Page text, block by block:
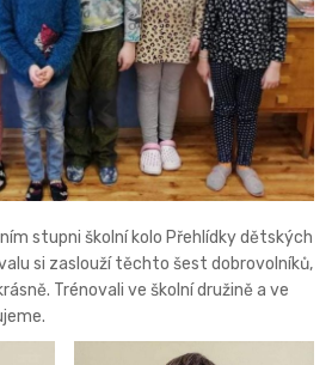
stupni školní kolo Přehlídky dětských
si zaslouží těchto šest dobrovolníků,
Trénovali ve školní družině a ve